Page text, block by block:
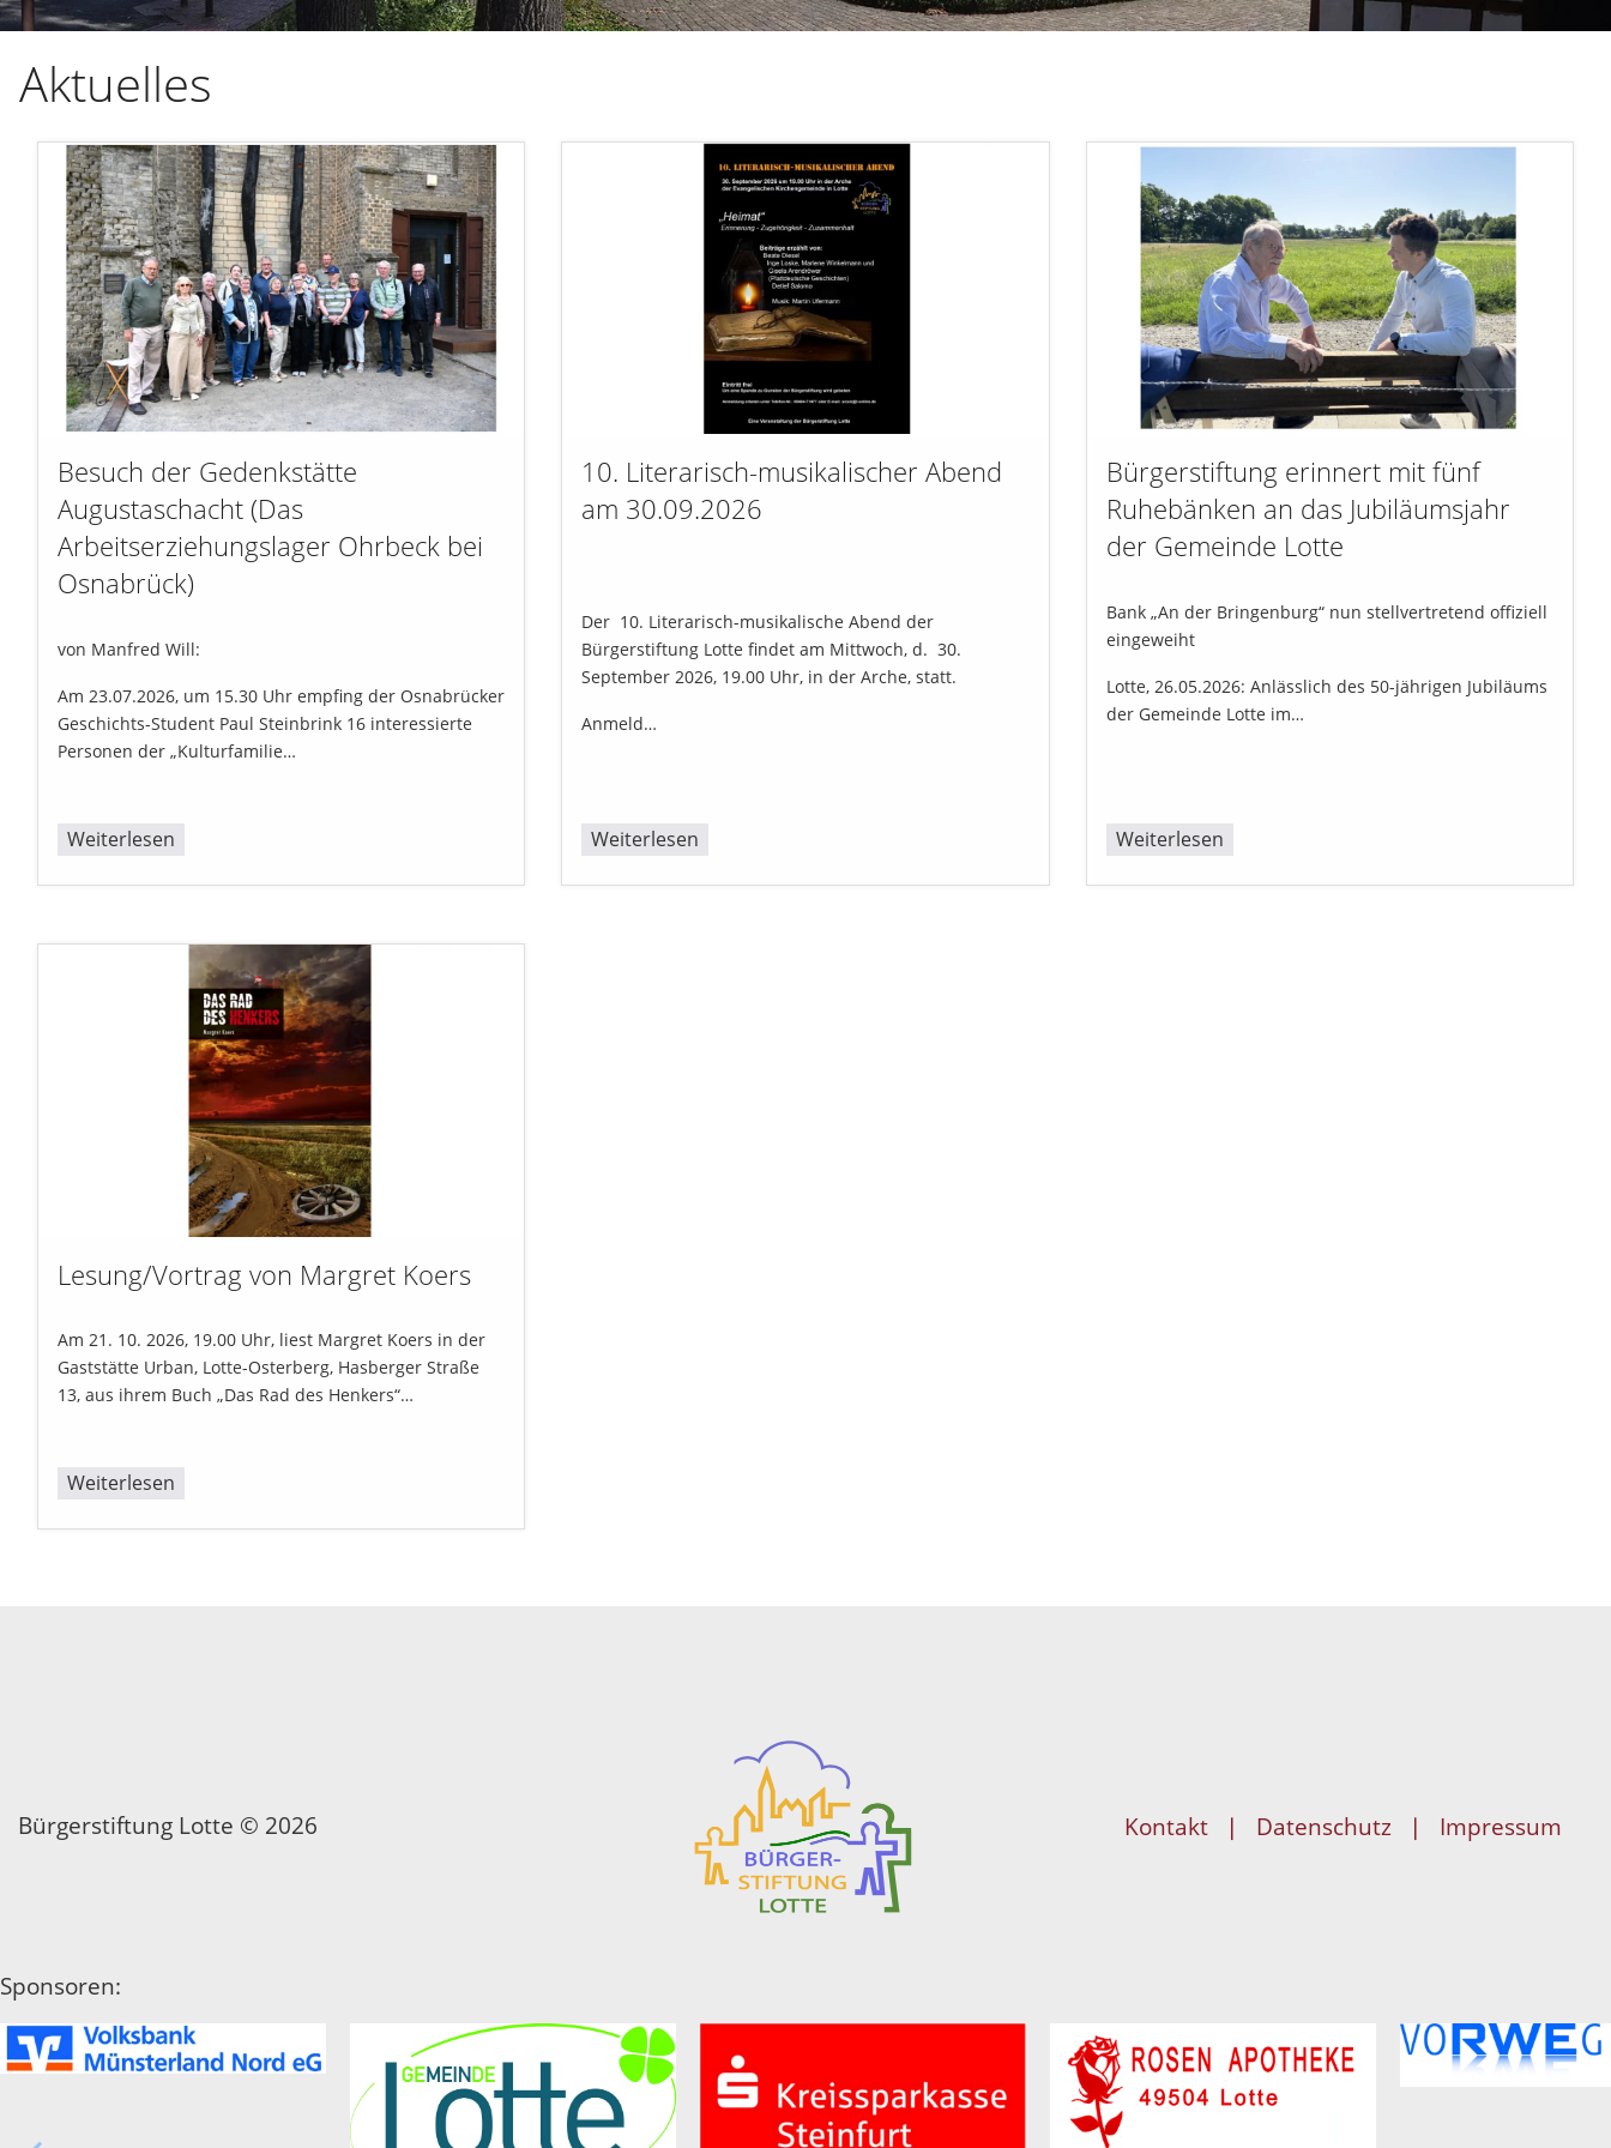
zur Randspalte springen
Aktuelles
Besuch der Gedenkstätte
Augustaschacht (Das
Arbeitserziehungslager Ohrbeck bei
Osnabrück)
von Manfred Will:
Am 23.07.2026, um 15.30 Uhr empfing der Osnabrücker
Geschichts-Student Paul Steinbrink 16 interessierte
Personen der „Kulturfamilie…
Weiterlesen
10. Literarisch-musikalischer Abend
am 30.09.2026
Der 10. Literarisch-musikalische Abend der
Bürgerstiftung Lotte findet am Mittwoch, d. 30.
September 2026, 19.00 Uhr, in der Arche, statt.
Anmeld…
Weiterlesen
Bürgerstiftung erinnert mit fünf
Ruhebänken an das Jubiläumsjahr
der Gemeinde Lotte
Bank „An der Bringenburg“ nun stellvertretend offiziell
eingeweiht
Lotte, 26.05.2026: Anlässlich des 50-jährigen Jubiläums
der Gemeinde Lotte im…
Weiterlesen
Lesung/Vortrag von Margret Koers
Am 21. 10. 2026, 19.00 Uhr, liest Margret Koers in der
Gaststätte Urban, Lotte-Osterberg, Hasberger Straße
13, aus ihrem Buch „Das Rad des Henkers“…
Weiterlesen
Bürgerstiftung Lotte © 2026 Kontakt Datenschutz Impressum
Sponsoren: